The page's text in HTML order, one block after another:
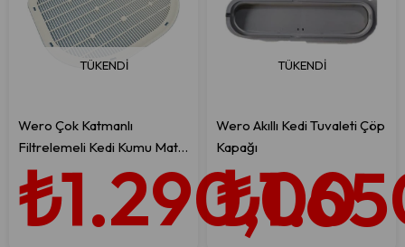
TÜKENDI
Wero Çok Katmanlı
Filtrelemeli Kedi Kumu Matı,
Yeniden Kullanılabilir
Dökülmeye Karşı Korumalı
₺1.290,00
TÜKENDI
Wero Akıllı Kedi Tuvaleti Çöp
Kapağı